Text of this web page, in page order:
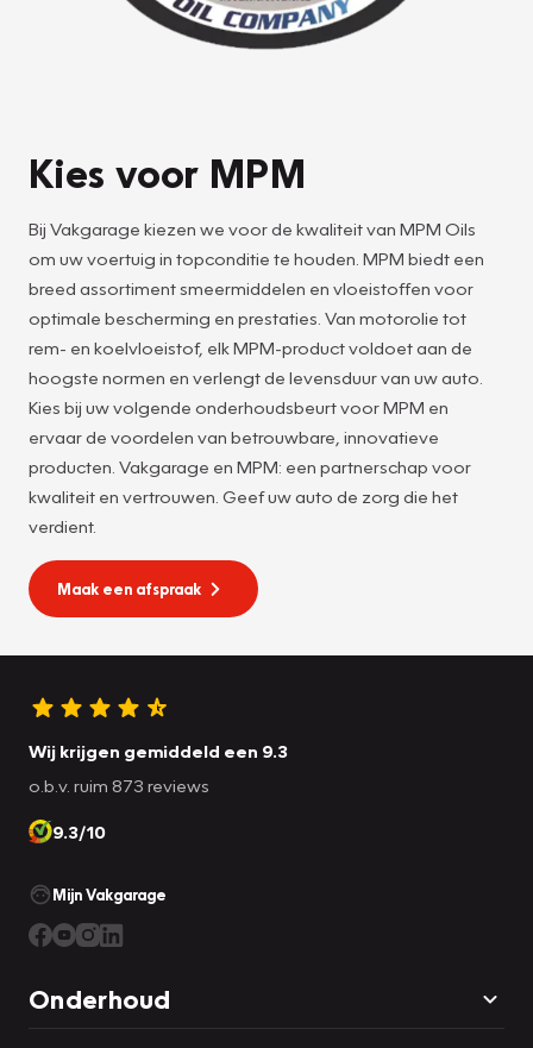
Kies voor MPM
Bij Vakgarage kiezen we voor de kwaliteit van MPM Oils
om uw voertuig in topconditie te houden. MPM biedt een
breed assortiment smeermiddelen en vloeistoffen voor
optimale bescherming en prestaties. Van motorolie tot
rem- en koelvloeistof, elk MPM-product voldoet aan de
hoogste normen en verlengt de levensduur van uw auto.
Kies bij uw volgende onderhoudsbeurt voor MPM en
ervaar de voordelen van betrouwbare, innovatieve
producten. Vakgarage en MPM: een partnerschap voor
kwaliteit en vertrouwen. Geef uw auto de zorg die het
verdient.
Maak een afspraak
Wij krijgen gemiddeld een 9.3
o.b.v. ruim 873 reviews
9.3/10
Mijn Vakgarage
Onderhoud